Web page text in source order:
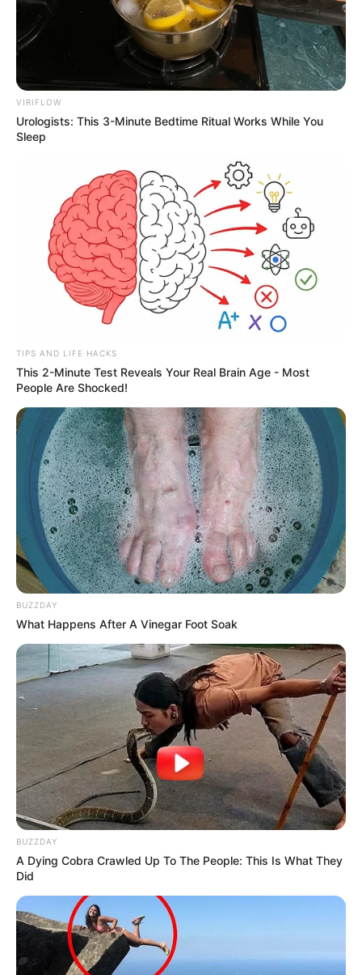
VIRIFLOW
Urologists: This 3-Minute Bedtime Ritual Works While You
Sleep
TIPS AND LIFE HACKS
This 2-Minute Test Reveals Your Real Brain Age - Most
People Are Shocked!
BUZZDAY
What Happens After A Vinegar Foot Soak
BUZZDAY
A Dying Cobra Crawled Up To The People: This Is What They
Did